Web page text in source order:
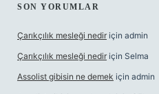
SON YORUMLAR
Çarıkçılık mesleği nedir için admin
Çarıkçılık mesleği nedir için Selma
Assolist gibisin ne demek için admin